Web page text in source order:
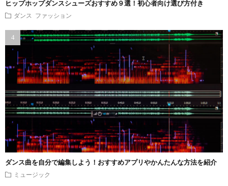
ヒップホップダンスシューズおすすめ９選！初心者向け選び方付き
ダンス ファッション
ダンス曲を自分で編集しよう！おすすめアプリやかんたんな方法を紹介
ミュージック